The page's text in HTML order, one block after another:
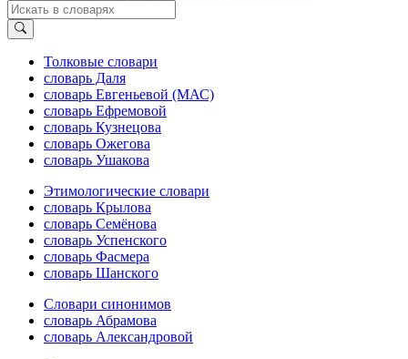
Толковые словари
словарь Даля
словарь Евгеньевой (МАС)
словарь Ефремовой
словарь Кузнецова
словарь Ожегова
словарь Ушакова
Этимологические словари
словарь Крылова
словарь Семёнова
словарь Успенского
словарь Фасмера
словарь Шанского
Словари синонимов
словарь Абрамова
словарь Александровой